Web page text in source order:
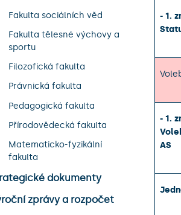
Fakulta sociálních věd
Fakulta tělesné výchovy a
sportu
Filozofická fakulta
Právnická fakulta
Pedagogická fakulta
Přírodovědecká fakulta
Matematicko-fyzikální
fakulta
dokumenty
zprávy a rozpočet
- 1.
- 1.
AS